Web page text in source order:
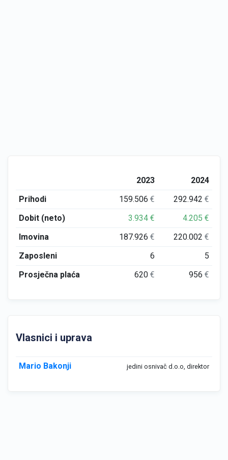
2023
2024
Prihodi
159.506€ 292.942€
Dobit (neto)
3.934€ 4.205€
Imovina
187.926€ 220.002€
Zaposleni
6
5
Prosječna plaća
620€ 956€
Vlasnici i uprava
Mario Bakonji jedini osnivač d.o.o, direktor